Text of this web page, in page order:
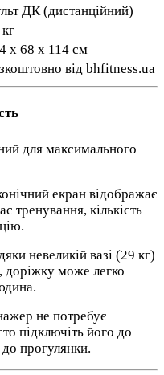
ДК (дистанційний)
х 68 х 114 см
від bhfitness.ua
для максимального
екран відображає
тренування, кількість
невеликій вазі (29 кг)
доріжку може легко
не потребує
підключіть його до
прогулянки.